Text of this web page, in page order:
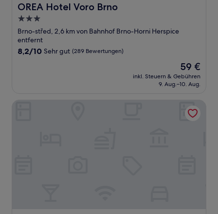
OREA Hotel Voro Brno
OREA Hotel Voro Brno
3.0-
Sterne-
Unterkunft
Brno-střed, 2,6 km von Bahnhof Brno-Horni Herspice
entfernt
8.2
Bewertungen)
8,2/10 Sehr gut (289 Bewertungen)
Der
Preis
beträgt
59 €
inkl. Steuern & Gebühren
9. Aug.–10. Aug.